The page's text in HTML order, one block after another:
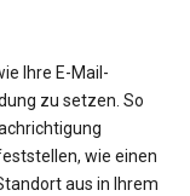
Ihre E-Mail-
zu setzen. So
wie einen
aus in Ihrem